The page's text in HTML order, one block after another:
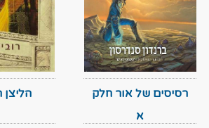
רסיסים של אור חלק
א